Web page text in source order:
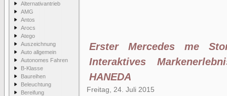
Alternativantrieb
AMG
Antos
Arocs
Atego
Auszeichnung
Auto allgemein
Autonomes Fahren
B-Klasse
Baureihen
Beleuchtung
Bereifung
Erster Mercedes me
Interaktives
HANEDA
Freitag, 24. Juli 2015